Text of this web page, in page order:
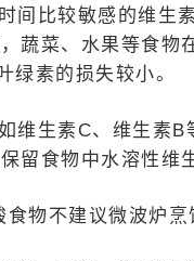
间比较敏感的维生
蔬菜、水果等食物
绿素的损失较小。
维生素C、维生素
留食物中水溶性维
食物不建议微波炉烹